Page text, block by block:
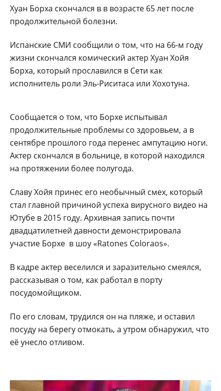
Хуан Борха скончался в в возрасте 65 лет после
продолжительной болезни.
Испанские СМИ сообщили о том, что на 66-м году
жизни скончался комический актер Хуан Хойя
Борха, который прославился в Сети как
исполнитель роли Эль-Риситаса или Хохотуна.
Сообщается о том, что Борхе испытывал
продолжительные проблемы со здоровьем, а в
сентябре прошлого года перенес ампутацию ноги.
Актер скончался в больнице, в которой находился
на протяжении более полугода.
Славу Хойя принес его необычный смех, который
стал главной причиной успеха вирусного видео на
Ютубе в 2015 году. Архивная запись почти
двадцатилетней давности демонстрировала
участие Борхе в шоу «Ratones Coloraos».
В кадре актер веселился и заразительно смеялся,
рассказывая о том, как работал в порту
посудомойщиком.
По его словам, трудился он на пляже, и оставил
посуду на берегу отмокать, а утром обнаружил, что
её унесло отливом.